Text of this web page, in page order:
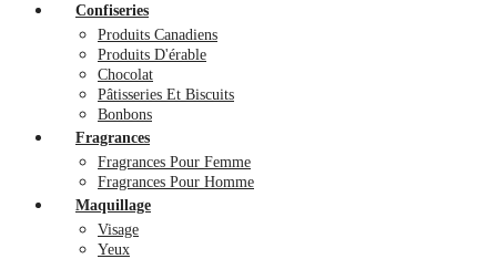
Confiseries
Produits Canadiens
Produits D'érable
Chocolat
Pâtisseries Et Biscuits
Bonbons
Fragrances
Fragrances Pour Femme
Fragrances Pour Homme
Maquillage
Visage
Yeux